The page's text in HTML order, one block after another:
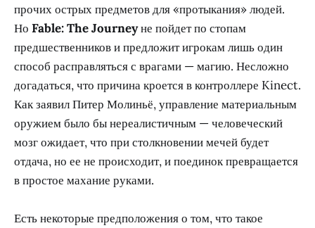
прочих острых предметов для «протыкания» людей.
Но Fable: The Journeyне пойдет по стопам
предшественников и предложит игрокам лишь один
способ расправляться с врагами — магию. Несложно
догадаться, что причина кроется в контроллере Kinect.
Как заявил Питер Молиньё, управление материальным
оружием было бы нереалистичным — человеческий
мозг ожидает, что при столкновении мечей будет
отдача, но ее не происходит, и поединок превращается
в простое махание руками.
Есть некоторые предположения о том, что такое